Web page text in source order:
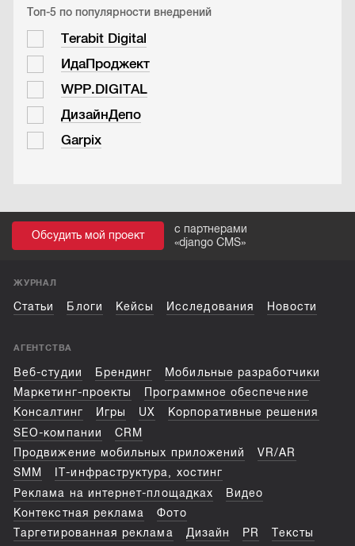
Топ-5 по популярности внедрений
Terabit Digital
ИдаПроджект
WPP.DIGITAL
ДизайнДепо
Garpix
Обсудить мой проект
с партнерами
«django CMS»
ЖУРНАЛ
Статьи Блоги Кейсы Исследования Новости
АГЕНТСТВА
Веб-студии Брендинг
Мобильные разработчики
Маркетинг-проекты
Программное обеспечение
Консалтинг
Игры UX
Корпоративные решения
SEO-компании
CRM
Продвижение мобильных приложений
VR/AR
SMM
IT-инфраструктура, хостинг
Реклама на интернет-площадках
Видео
Контекстная реклама
Фото
Таргетированная реклама
Дизайн PR
Тексты